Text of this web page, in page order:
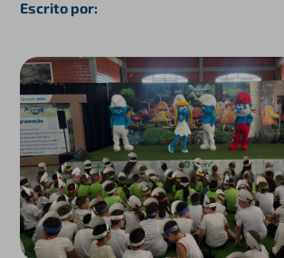
Escrito por: